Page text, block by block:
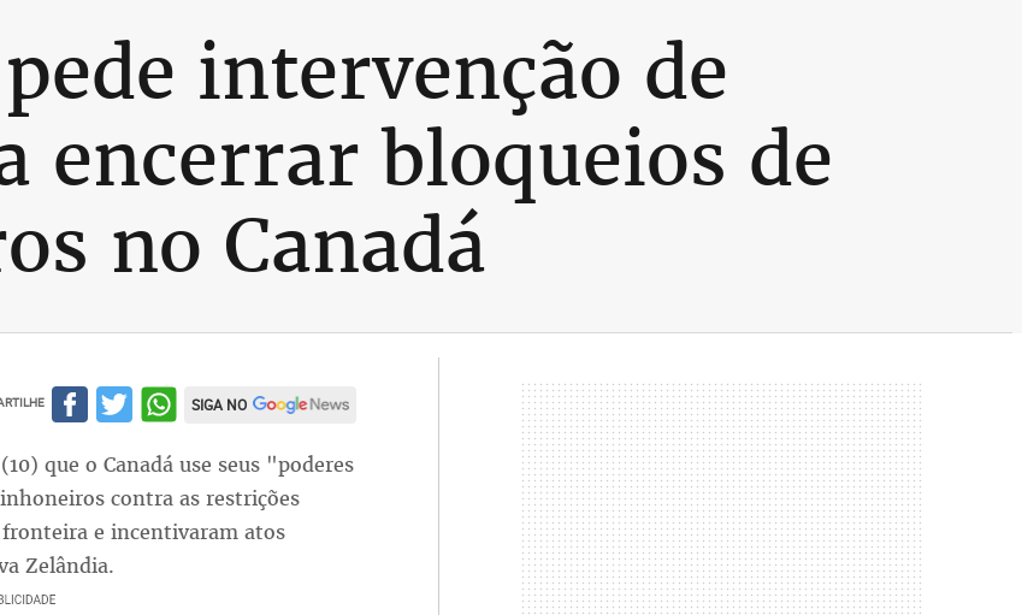
intervenção de
encerrar bloqueios de
no Canadá
SIGA NO
que o Canadá use seus "poderes
contra as restrições
e incentivaram atos
Zelândia.